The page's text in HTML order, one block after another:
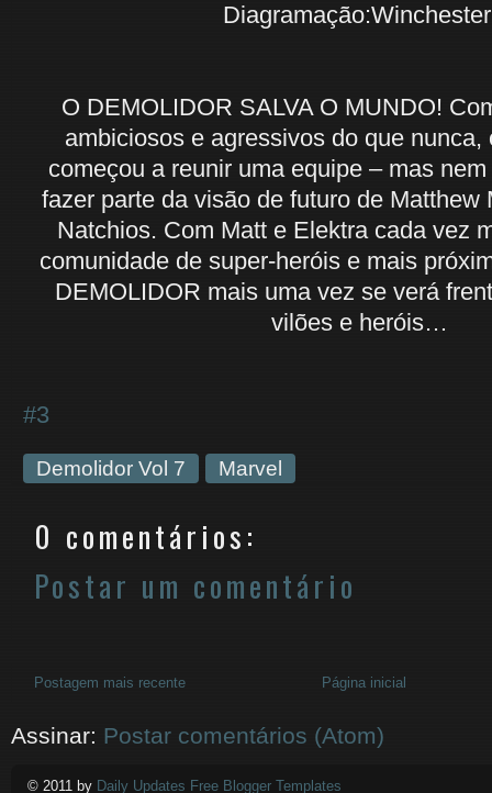
O DEMOLIDOR SALVA O MUNDO!
ambiciosos e agressivos do que
começou a reunir uma equipe – mas
fazer parte da visão de futuro de Matthew
Natchios. Com Matt e Elektra cada vez
comunidade de super-heróis e mais
DEMOLIDOR mais uma vez se verá
vilões e heróis…
#3
Demolidor Vol 7 Marvel
0 comentários:
Postar um comentário
Postagem mais recente Página inicial
Assinar: Postar comentários (Atom)
© 2011 by Daily Updates Free Blogger Templates